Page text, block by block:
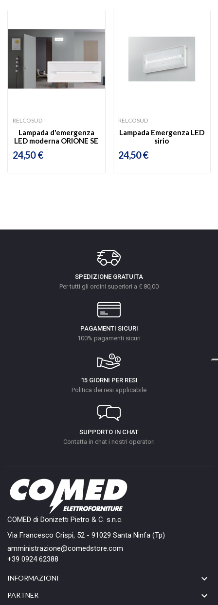
RELCOSUD
Lampada d'emergenza
LED moderna ORIONE SE
24,50 €
RELCOSUD
Lampada Emergenza LED
sirio
24,50 €
SPEDIZIONE GRATUITA
Per tutti gli ordini superiori a € 80,00
PAGAMENTI SICURI
100% pagamenti sicuri
15 GIORNI PER RESI
Politica dei resi applicabile
SUPPORTO IN CHAT
Contatta in chat i nostri operatori
COMED di Donizetti Pietro & C. s.n.c.
Via Francesco Crispi, 52 - 91029 Santa Ninfa (Tp)
amministrazione@comedstore.com
+39 0924 62388
INFORMAZIONI 
PARTNER 